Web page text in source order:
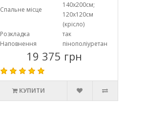
Спальне місце
140х200см;
120х120см
(крісло)
Розкладка
так
Наповнення
пінополіуретан
19 375 грн
КУПИТИ